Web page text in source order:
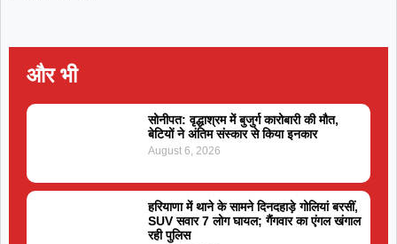
और भी
सोनीपत: वृद्धाश्रम में बुजुर्ग कारोबारी की मौत,
बेटियों ने अंतिम संस्कार से किया इनकार
August 6, 2026
हरियाणा में थाने के सामने दिनदहाड़े गोलियां बरसीं,
SUV सवार 7 लोग घायल; गैंगवार का एंगल खंगाल
रही पुलिस